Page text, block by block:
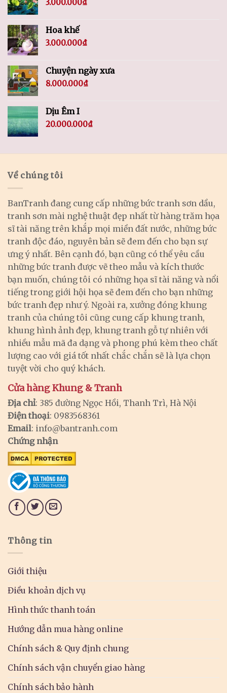
3.000.000₫
Hoa khế
3.000.000₫
Chuyện ngày xưa
8.000.000₫
Dịu Êm I
20.000.000₫
Về chúng tôi
BanTranh đang cung cấp những bức tranh sơn dầu,
tranh sơn mài nghệ thuật đẹp nhất từ hàng trăm họa
sĩ tài năng trên khắp mọi miền đất nước, những bức
tranh độc đáo, nguyên bản sẽ đem đến cho bạn sự
ưng ý nhất. Bên cạnh đó, bạn cũng có thể yêu cầu
những bức tranh được vẽ theo mẫu và kích thước
bạn muốn, chúng tôi có những họa sĩ tài năng và nổi
tiếng trong giới hội họa sẽ đem đến cho bạn những
bức tranh đẹp như ý. Ngoài ra, xưởng đóng khung
tranh của chúng tôi cũng cung cấp khung tranh,
khung hình ảnh đẹp, khung tranh gỗ tự nhiên với
nhiều mẫu mã đa dạng và phong phú kèm theo chất
lượng cao với giá tốt nhất chắc chắn sẽ là lựa chọn
tuyệt vời cho quý khách.
Cửa hàng Khung & Tranh
Địa chỉ: 385 đường Ngọc Hồi, Thanh Trì, Hà Nội
Điện thoại: 0983568361
Email: info@bantranh.com
Chứng nhận
Thông tin
Giới thiệu
Điều khoản dịch vụ
Hình thức thanh toán
Hướng dẫn mua hàng online
Chính sách & Quy định chung
Chính sách vận chuyển giao hàng
Chính sách bảo hành